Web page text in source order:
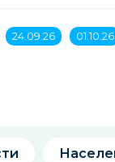
24.09.26 01.10.26